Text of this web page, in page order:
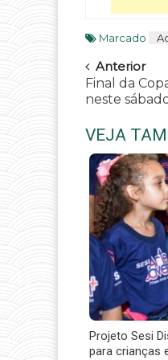
Marcado
Navegar
Anterior
Final da
neste
VEJA
Projeto Sesi
para crianças